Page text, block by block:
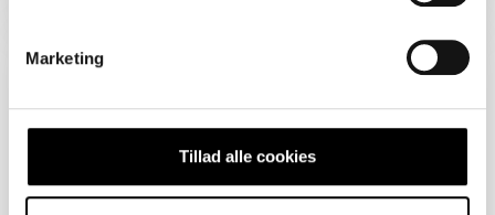
Marketing
Tillad alle cookies
Åbent Hus: 08/08/2026
Sejlklubvej 1B